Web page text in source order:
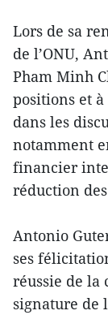
Lors de sa
de l’ONU,
Pham Minh
positions et
dans les
notamment
financier
réduction
Antonio
ses
réussie de la
signature de